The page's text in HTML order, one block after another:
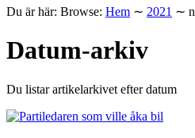
Du är här: Browse: Hem ∼ 2021 ∼
Datum-arkiv
Du listar artikelarkivet efter datum